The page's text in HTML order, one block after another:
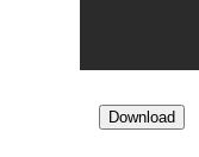
Download